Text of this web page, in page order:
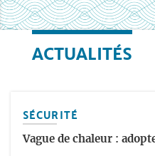
ACTUALITÉS
SÉCURITÉ
Vague de chaleur :